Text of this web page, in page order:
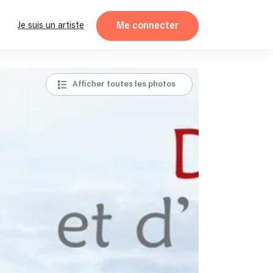
Je suis un artiste Me connecter
Afficher toutes les photos